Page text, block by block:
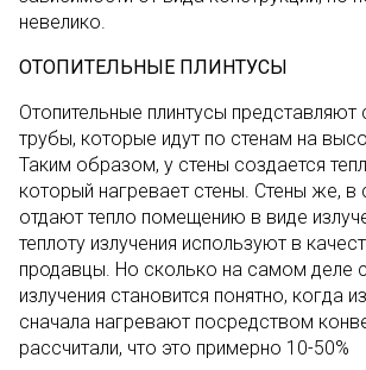
невелико.
ОТОПИТЕЛЬНЫЕ ПЛИНТУСЫ
Отопительные плинтусы
трубы, которые идут по стенам на
Таким образом, у стены создается
который нагревает стены. Стены же,
отдают тепло помещению в виде
теплоту излучения используют в
продавцы. Но сколько на самом деле
излучения становится понятно, когда
сначала нагревают посредством
рассчитали, что это примерно 10-50%